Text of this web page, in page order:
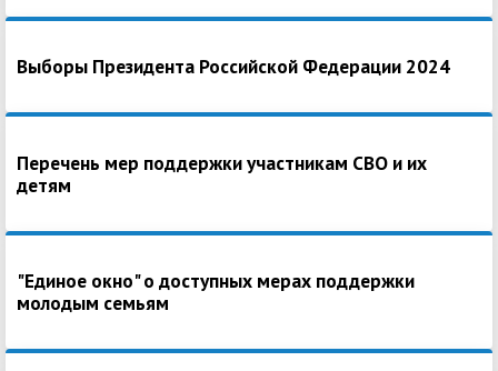
Выборы Президента Российской Федерации 2024
Перечень мер поддержки участникам СВО и их
детям
"Единое окно" о доступных мерах поддержки
молодым семьям